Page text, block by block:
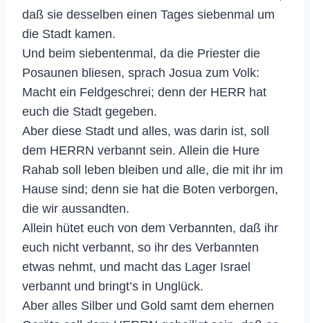
daß sie desselben einen Tages siebenmal um
die Stadt kamen.
Und beim siebentenmal, da die Priester die
Posaunen bliesen, sprach Josua zum Volk:
Macht ein Feldgeschrei; denn der HERR hat
euch die Stadt gegeben.
Aber diese Stadt und alles, was darin ist, soll
dem HERRN verbannt sein. Allein die Hure
Rahab soll leben bleiben und alle, die mit ihr im
Hause sind; denn sie hat die Boten verborgen,
die wir aussandten.
Allein hütet euch von dem Verbannten, daß ihr
euch nicht verbannt, so ihr des Verbannten
etwas nehmt, und macht das Lager Israel
verbannt und bringt’s in Unglück.
Aber alles Silber und Gold samt dem ehernen